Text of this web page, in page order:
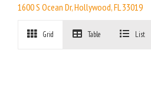
1600 S Ocean Dr, Hollywood, FL 33019
Grid Table List